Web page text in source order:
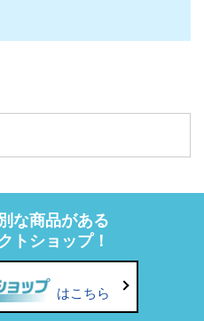
な商品がある
トショップ！
はこちら